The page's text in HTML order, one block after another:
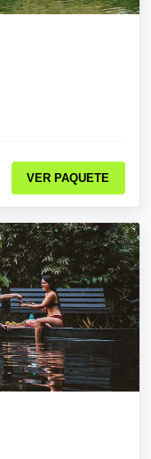
VER PAQUETE